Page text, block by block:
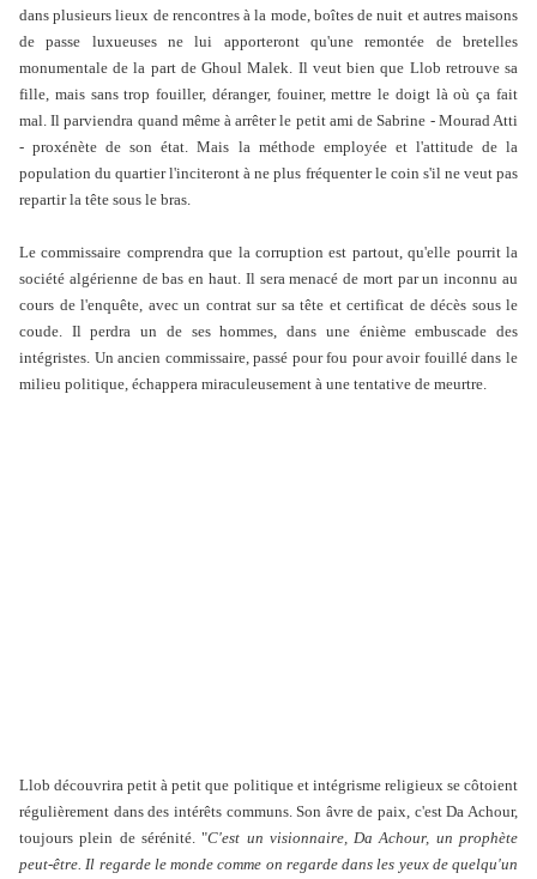
dans plusieurs lieux de rencontres à la mode, boîtes de nuit et autres maisons
de passe luxueuses ne lui apporteront qu'une remontée de bretelles
monumentale de la part de Ghoul Malek. Il veut bien que Llob retrouve sa
fille, mais sans trop fouiller, déranger, fouiner, mettre le doigt là où ça fait
mal. Il parviendra quand même à arrêter le petit ami de Sabrine - Mourad Atti
- proxénète de son état. Mais la méthode employée et l'attitude de la
population du quartier l'inciteront à ne plus fréquenter le coin s'il ne veut pas
repartir la tête sous le bras.
Le commissaire comprendra que la corruption est partout, qu'elle pourrit la
société algérienne de bas en haut. Il sera menacé de mort par un inconnu au
cours de l'enquête, avec un contrat sur sa tête et certificat de décès sous le
coude. Il perdra un de ses hommes, dans une énième embuscade des
intégristes. Un ancien commissaire, passé pour fou pour avoir fouillé dans le
milieu politique, échappera miraculeusement à une tentative de meurtre.
Llob découvrira petit à petit que politique et intégrisme religieux se côtoient
régulièrement dans des intérêts communs. Son âvre de paix, c'est Da Achour,
toujours plein de sérénité. "C'est un visionnaire, Da Achour, un prophète
peut-être. Il regarde le monde comme on regarde dans les yeux de quelqu'un